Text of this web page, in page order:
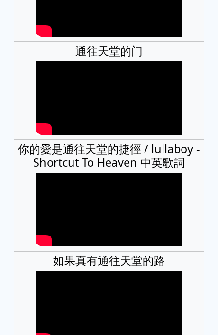
通往天堂的门
你的愛是通往天堂的捷徑 / lullaboy -
Shortcut To Heaven 中英歌詞
如果真有通往天堂的路